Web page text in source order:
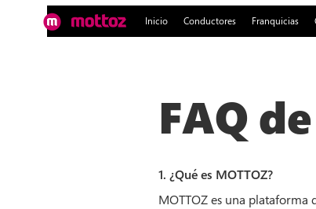
Inicio Conductores Franquicias
FAQ
1. ¿Qué es MOTTOZ?
MOTTOZ es una plataforma